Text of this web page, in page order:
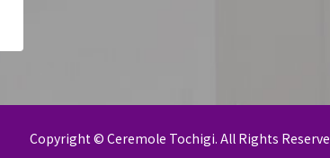
Copyright © Ceremole Tochigi. All Rights